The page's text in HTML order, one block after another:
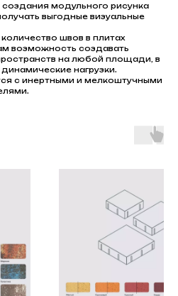
модульного рисунка
выгодные визуальные
швов в плитах
возможность создавать
на любой площади, в
нагрузки.
с инертными и мелкоштучными